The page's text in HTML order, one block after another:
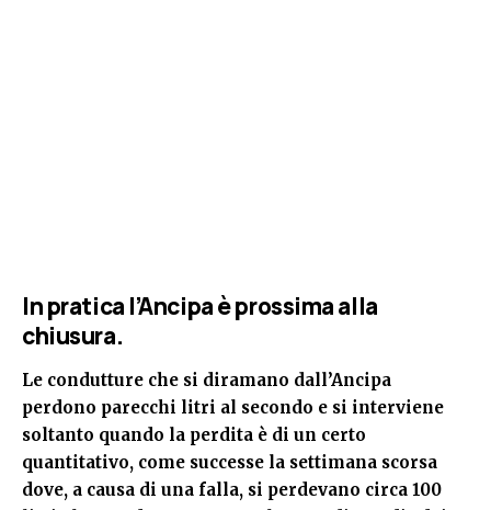
In pratica l’Ancipa è prossima alla
chiusura.
Le condutture che si diramano dall’Ancipa
perdono parecchi litri al secondo e si interviene
soltanto quando la perdita è di un certo
quantitativo, come successe la settimana scorsa
dove, a causa di una falla, si perdevano circa 100